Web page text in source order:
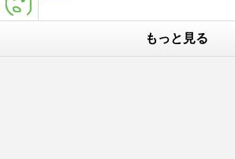
もっと見る